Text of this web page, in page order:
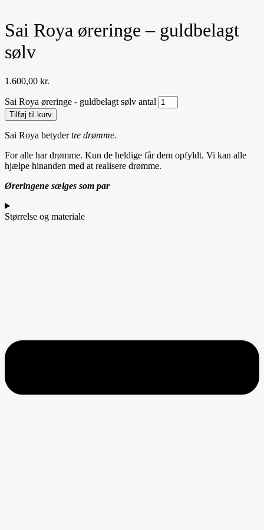
Sai Roya øreringe – guldbelagt
sølv
1.600,00 kr.
Sai Roya øreringe - guldbelagt sølv antal
Tilføj til kurv
Sai Roya betydertre drømme.
For alle har drømme. Kun de heldige får dem opfyldt. Vi kan alle
hjælpe hinanden med at realisere drømme.
Øreringene sælges som par
Størrelse og materiale